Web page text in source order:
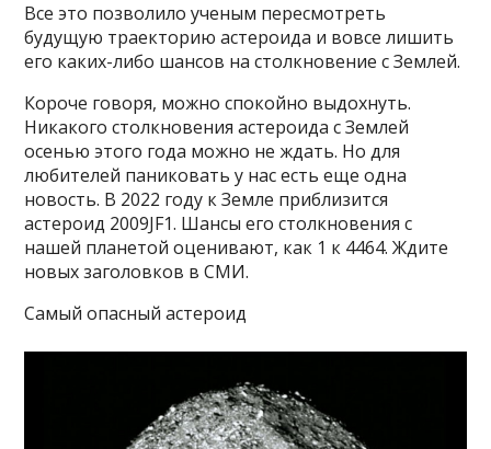
Все это позволило ученым пересмотреть
будущую траекторию астероида и вовсе лишить
его каких-либо шансов на столкновение с Землей.
Короче говоря, можно спокойно выдохнуть.
Никакого столкновения астероида с Землей
осенью этого года можно не ждать. Но для
любителей паниковать у нас есть еще одна
новость. В 2022 году к Земле приблизится
астероид 2009JF1. Шансы его столкновения с
нашей планетой оценивают, как 1 к 4464. Ждите
новых заголовков в СМИ.
Самый опасный астероид